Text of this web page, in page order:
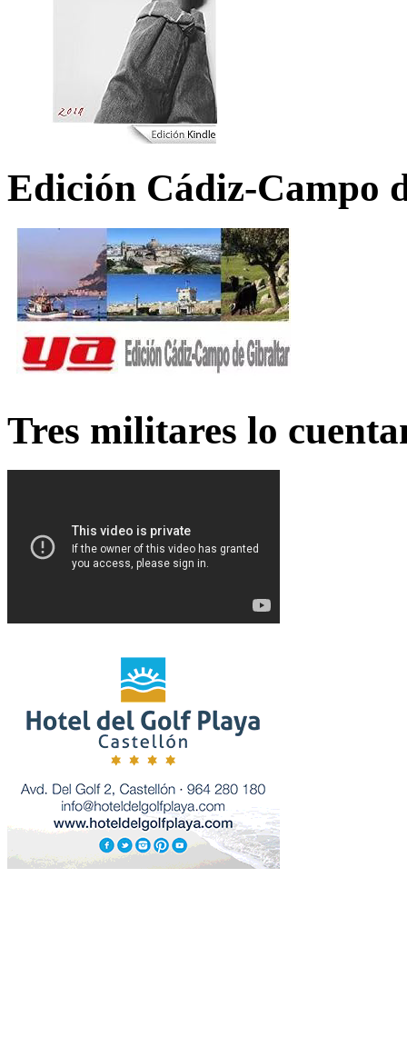
Edición Cádiz-Campo
Tres militares lo